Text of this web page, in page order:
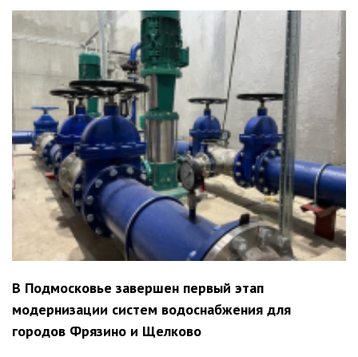
В Подмосковье завершен первый этап
модернизации систем водоснабжения для
городов Фрязино и Щелково